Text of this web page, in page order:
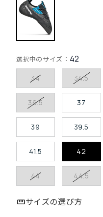
選択中のサイズ： 42
34 34.5
36.5 37
39 39.5
41.5 42
44 44.5
サイズの選び方